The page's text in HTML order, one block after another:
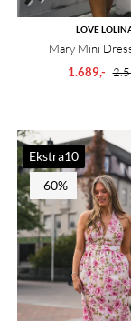
LOVE
Mary Mini
1.689,-
Ekstra10
-60%